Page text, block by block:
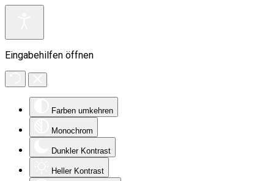
Eingabehilfen öffnen
Farben umkehren
Monochrom
Dunkler Kontrast
Heller Kontrast